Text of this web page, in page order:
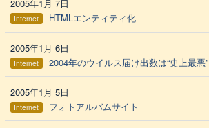
2005年1月 7日
Internet HTMLエンティティ化
2005年1月 6日
Internet 2004年のウイルス届け出数は“史上最悪”
2005年1月 5日
Internet フォトアルバムサイト